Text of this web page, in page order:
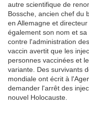
autre scientifique de
Bossche, ancien chef du
en Allemagne et
également son nom et
contre l'administration
vaccin avertit que les
personnes vaccinées et
variante. Des survivants
mondiale ont écrit à
demander l'arrêt des
nouvel Holocauste.